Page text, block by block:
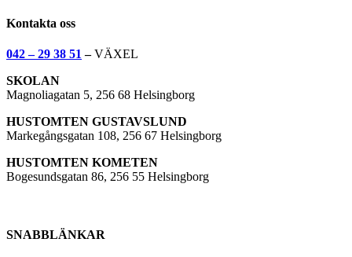
Kontakta oss
042 – 29 38 51–VÄXEL
SKOLAN
Magnoliagatan 5, 256 68 Helsingborg
HUSTOMTEN GUSTAVSLUND
Markegångsgatan 108, 256 67 Helsingborg
HUSTOMTEN KOMETEN
Bogesundsgatan 86, 256 55 Helsingborg
SNABBLÄNKAR